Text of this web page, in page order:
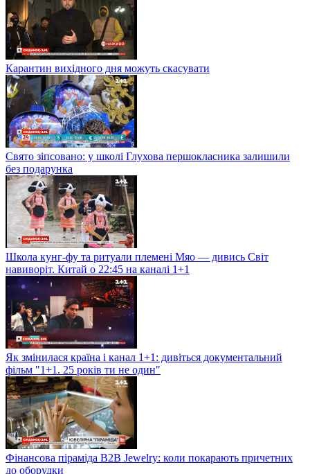
Карантин вихідного дня можуть скасувати
Свято зіпсовано: у школі Глухова першокласника залишили
без подарунка
Школа кунг-фу та ритуали племені Мяо — дивись Світ
навиворіт. Китай о 22:45 на каналі 1+1
Як змінилася країна і канал 1+1: дивіться документальний
фільм "1+1. 25 років ти не один"
Фінансова піраміда B2B Jewelry: коли покарають причетних
до оборудки